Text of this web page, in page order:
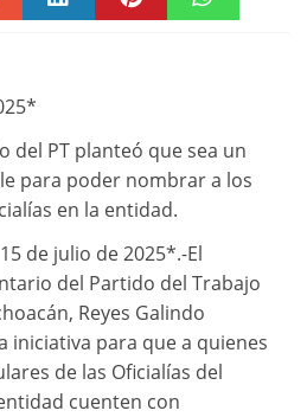
del PT planteó que sea un
para poder nombrar a los
en la entidad.
de julio de 2025*.-El
del Partido del Trabajo
Reyes Galindo
iniciativa para que a quienes
de las Oficialías del
cuenten con